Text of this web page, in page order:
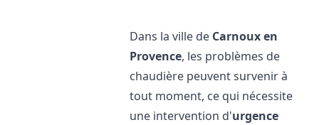
Dans la ville de Carnoux en
Provence, les problèmes de
chaudière peuvent survenir à
tout moment, ce qui nécessite
une intervention d'urgence